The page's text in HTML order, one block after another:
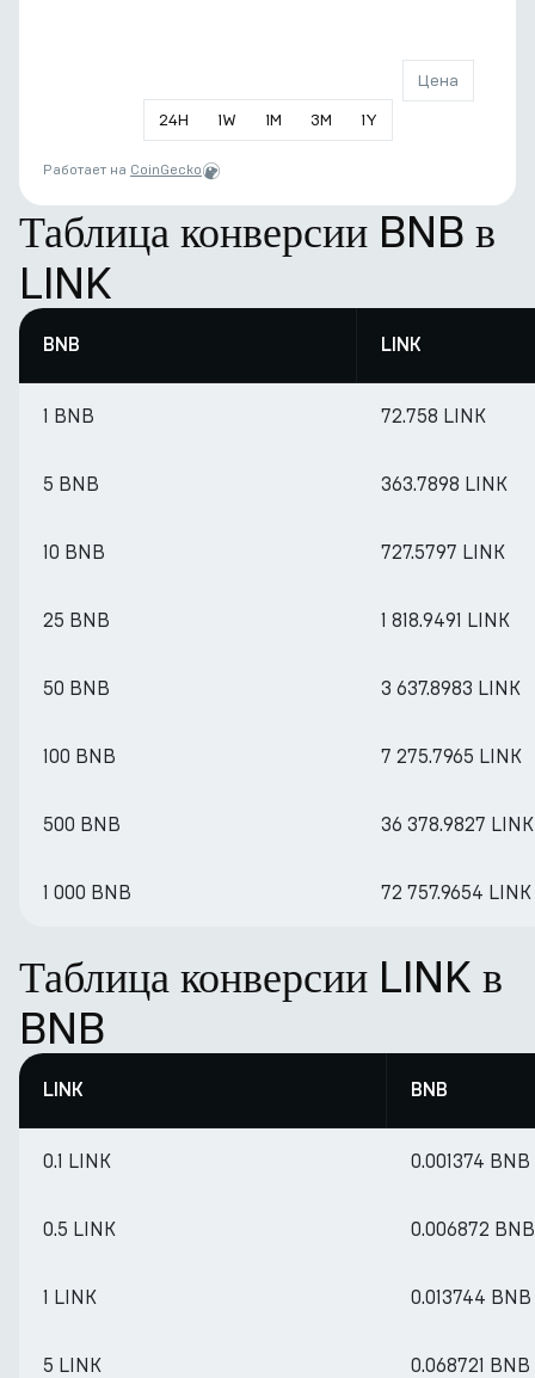
24H 1W 1M 3M 1Y
Цена
Работает на CoinGecko
Таблица конверсии BNB в
LINK
BNB LINK
1 BNB 72.758 LINK
5 BNB 363.7898 LINK
10 BNB 727.5797 LINK
25 BNB 1 818.9491 LINK
50 BNB 3 637.8983 LINK
100 BNB 7 275.7965 LINK
500 BNB 36 378.9827 LINK
1 000 BNB 72 757.9654 LINK
Таблица конверсии LINK в
BNB
LINK BNB
0.1 LINK 0.001374 BNB
0.5 LINK 0.006872 BNB
1 LINK 0.013744 BNB
5 LINK 0.068721 BNB